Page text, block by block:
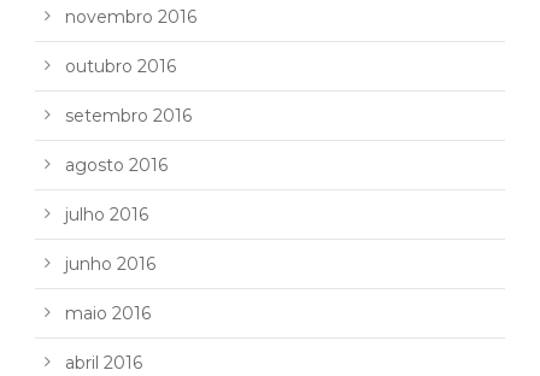
novembro 2016
outubro 2016
setembro 2016
agosto 2016
julho 2016
junho 2016
maio 2016
abril 2016